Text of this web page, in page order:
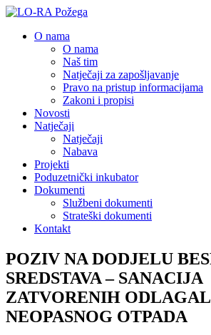
O nama
O nama
Naš tim
Natječaji za zapošljavanje
Pravo na pristup informacijama
Zakoni i propisi
Novosti
Natječaji
Natječaji
Nabava
Projekti
Poduzetnički inkubator
Dokumenti
Službeni dokumenti
Strateški dokumenti
Kontakt
POZIV NA DODJELU
SREDSTAVA – SANACIJA
ZATVORENIH
NEOPASNOG OTPADA